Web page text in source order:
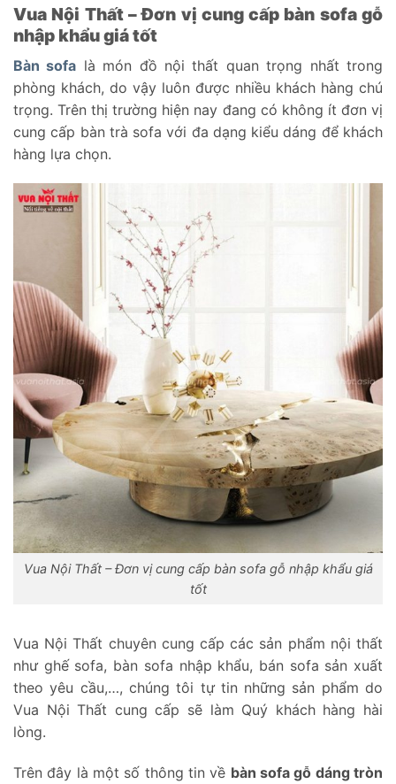
Vua Nội Thất – Đơn vị cung cấp bàn sofa gỗ
nhập khẩu giá tốt
Bàn sofa là món đồ nội thất quan trọng nhất trong
phòng khách, do vậy luôn được nhiều khách hàng chú
trọng. Trên thị trường hiện nay đang có không ít đơn vị
cung cấp bàn trà sofa với đa dạng kiểu dáng để khách
hàng lựa chọn.
Vua Nội Thất – Đơn vị cung cấp bàn sofa gỗ nhập khẩu giá
tốt
Vua Nội Thất chuyên cung cấp các sản phẩm nội thất
như ghế sofa, bàn sofa nhập khẩu, bán sofa sản xuất
theo yêu cầu,…, chúng tôi tự tin những sản phẩm do
Vua Nội Thất cung cấp sẽ làm Quý khách hàng hài
lòng.
Trên đây là một số thông tin về bàn sofa gỗ dáng tròn